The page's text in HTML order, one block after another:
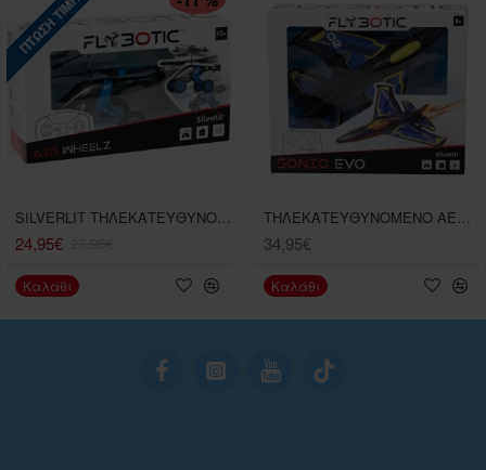
ΠΤΏΣΗ ΤΙΜΉΣ
SILVERLIT ΤΗΛΕΚΑΤΕΥΘΥΝΟΜΕΝΟ ΕΛΙΚΟΠΤΕΡΟ FLYBOTIC AIR WHEELZ
24,95€
Καλάθι
ΤΗΛΕΚΑΤΕΥΘΥΝΟΜΕΝΟ ΑΕΡΟΠΛΑΝΟ SONIC EVO ΜΠΛΕ ΧΡΩΜΑ
34,95€
Καλάθι